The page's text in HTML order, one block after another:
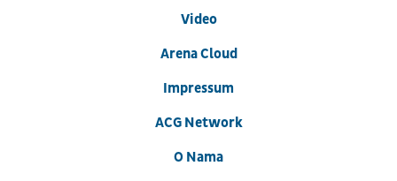
Video
Arena Cloud
Impressum
ACG Network
O Nama